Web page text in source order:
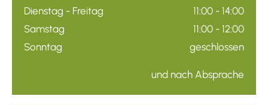
Dienstag - Freitag
11:00 - 14:00
Samstag
11:00 - 12:00
Sonntag
geschlossen
und nach Absprache